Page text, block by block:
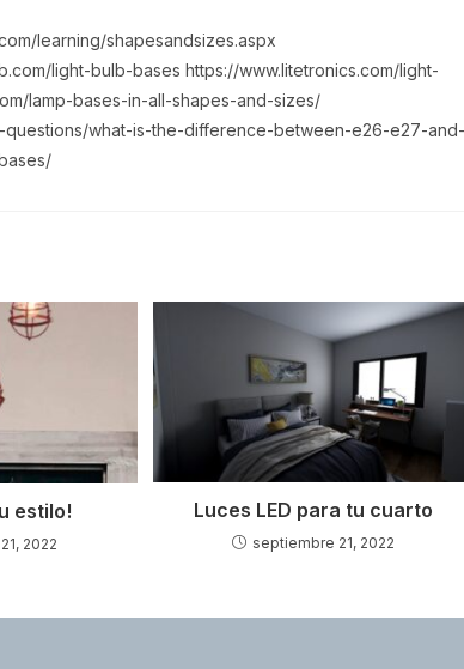
learning/shapesandsizes.aspx
light-bulb-bases https://www.litetronics.com/light-
lamp-bases-in-all-shapes-and-sizes/
what-is-the-difference-between-e26-e27-and-
estilo!
2022
Luces LED para tu cuarto
septiembre 21, 2022